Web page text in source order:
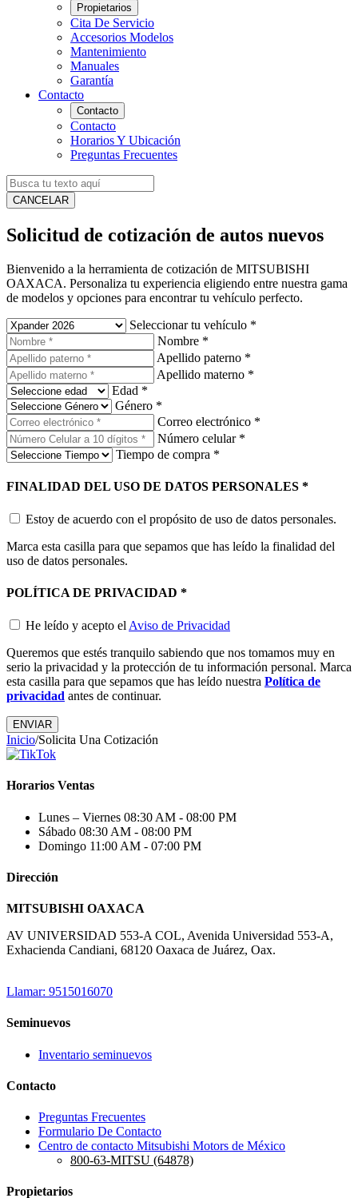
Propietarios
Cita De Servicio
Accesorios Modelos
Mantenimiento
Manuales
Garantía
Contacto
Contacto
Contacto
Horarios Y Ubicación
Preguntas Frecuentes
CANCELAR
Solicitud de cotización de autos nuevos
Bienvenido a la herramienta de cotización de MITSUBISHI
OAXACA. Personaliza tu experiencia eligiendo entre nuestra gama
de modelos y opciones para encontrar tu vehículo perfecto.
Seleccionar tu vehículo *
Nombre *
Apellido paterno *
Apellido materno *
Edad *
Género *
Correo electrónico *
Número celular *
Tiempo de compra *
FINALIDAD DEL USO DE DATOS PERSONALES *
Estoy de acuerdo con el propósito de uso de datos personales.
Marca esta casilla para que sepamos que has leído la finalidad del
uso de datos personales.
POLÍTICA DE PRIVACIDAD *
He leído y acepto el Aviso de Privacidad
Queremos que estés tranquilo sabiendo que nos tomamos muy en
serio la privacidad y la protección de tu información personal. Marca
esta casilla para que sepamos que has leído nuestra Política de
privacidad antes de continuar.
Inicio/Solicita Una Cotización
Horarios Ventas
Lunes – Viernes 08:30 AM - 08:00 PM
Sábado 08:30 AM - 08:00 PM
Domingo 11:00 AM - 07:00 PM
Dirección
MITSUBISHI OAXACA
AV UNIVERSIDAD 553-A COL, Avenida Universidad 553-A,
Exhacienda Candiani, 68120 Oaxaca de Juárez, Oax.
Llamar: 9515016070
Seminuevos
Inventario seminuevos
Contacto
Preguntas Frecuentes
Formulario De Contacto
Centro de contacto Mitsubishi Motors de México
800-63-MITSU (64878)
Propietarios